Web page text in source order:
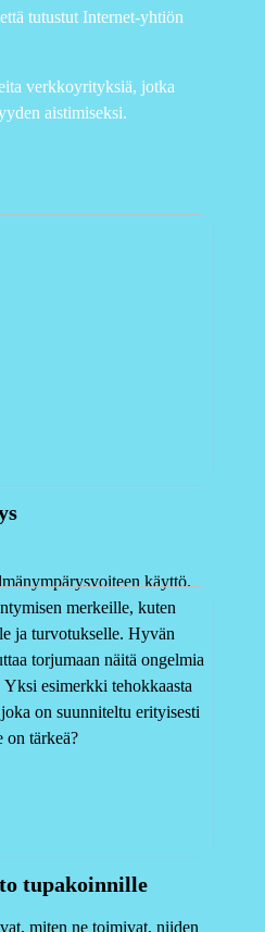
tutustut Internet-yhtiön
verkkoyrityksiä, jotka
aistimiseksi.
käyttö.
merkeille, kuten
ja turvotukselle. Hyvän
torjumaan näitä ongelmia
esimerkki tehokkaasta
on suunniteltu erityisesti
tärkeä?
tupakoinnille
miten ne toimivat, niiden